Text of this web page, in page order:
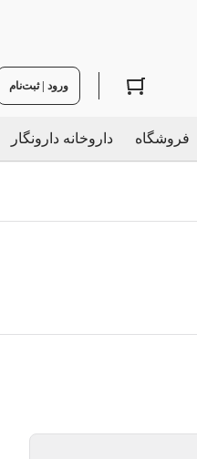
ورود | ثبت‌نام
داروخانه دارونگار فروشگاه